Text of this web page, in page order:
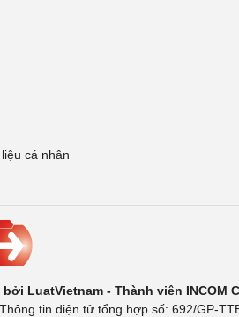
cá nhân
LuatVietnam - Thành viên INCOM
tin điện tử tổng hợp số: 692/GP-